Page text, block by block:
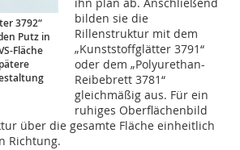
3792“
Putz in
Fläche
ihn plan ab. Anschließend
bilden sie die
Rillenstruktur mit dem
„Kunststoffglätter 3791“
oder dem „Polyurethan-
Reibebrett 3781“
gleichmäßig aus. Für ein
ruhiges Oberflächenbild
über die gesamte Fläche einheitlich
Richtung.